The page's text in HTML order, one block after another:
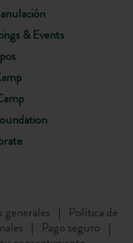
& Events
generales
Política de
Pago seguro